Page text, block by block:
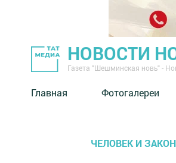
НОВОСТИ
Газета "Шешминская новь" -
Главная Фотогалереи
ЧЕЛОВЕК И ЗАКОН